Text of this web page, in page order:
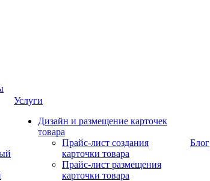
Услуги
Дизайн и размещение карточек
товара
Прайс-лист создания
карточки товара
Прайс-лист размещения
карточки товара
Блог